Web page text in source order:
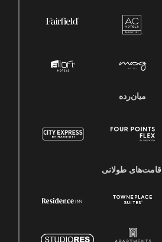
میان‌رده
اقامت‌های طولانی